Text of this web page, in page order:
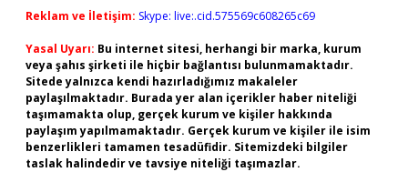
Reklam ve İletişim: Skype: live:.cid.575569c608265c69
Yasal Uyarı: Bu internet sitesi, herhangi bir marka, kurum
veya şahıs şirketi ile hiçbir bağlantısı bulunmamaktadır.
Sitede yalnızca kendi hazırladığımız makaleler
paylaşılmaktadır. Burada yer alan içerikler haber niteliği
taşımamakta olup, gerçek kurum ve kişiler hakkında
paylaşım yapılmamaktadır. Gerçek kurum ve kişiler ile isim
benzerlikleri tamamen tesadüfidir. Sitemizdeki bilgiler
taslak halindedir ve tavsiye niteliği taşımazlar.